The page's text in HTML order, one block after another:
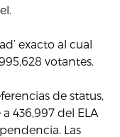
exacto al cual
votantes.
de status,
436,997 del ELA
Las